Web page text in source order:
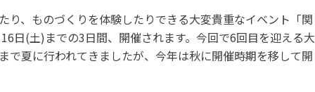
り、ものづくりを体験したりできる大変貴重なイベント「関
日(土)までの3日間、開催されます。今回で6回目を迎える大
で夏に行われてきましたが、今年は秋に開催時期を移して開